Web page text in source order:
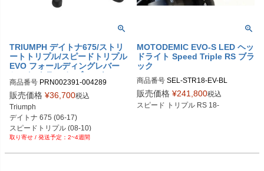
TRIUMPH デイトナ675/ストリ
ートトリプル/スピードトリプル
EVO フォールディングレバー
セット(クラッチ+ブレーキ) Ev
otech Performance
商品番号 PRN002391-004289
PRN002391-004289-01
PRN002391-004289-02
PRN002391-004289-03
PRN002391-004289-04
PRN002391-004289-05
販売価格 ¥36,700税込
Triumph
デイトナ 675 (06-17)
スピードトリプル (08-10)
ストリートトリプルR (09-16)
2~4週間
MOTODEMIC EVO-S LED ヘッ
ドライト Speed Triple RS ブラ
ック
商品番号 SEL-STR18-EV-BL
SKU：MK10231-BB-8780B：STR18
8-EV-BL-CH：クローム
販売価格 ¥241,800税込
スピード トリプル RS 18-